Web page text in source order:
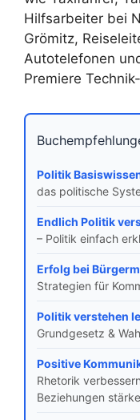
Hilfsarbeiter bei
Grömitz,
Autotelefonen
Premiere
Politik
das politische
Endlich Politik
– Politik einfach
Erfolg bei
Strategien für
Politik verstehen
Grundgesetz &
Positive
Rhetorik
Beziehungen